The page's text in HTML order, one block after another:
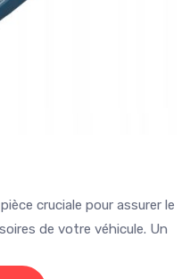
cruciale pour assurer le
de votre véhicule. Un